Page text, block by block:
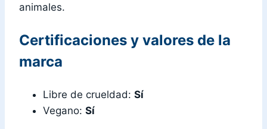
animales.
Certificaciones y valores de la
marca
Libre de crueldad: Sí
Vegano: Sí